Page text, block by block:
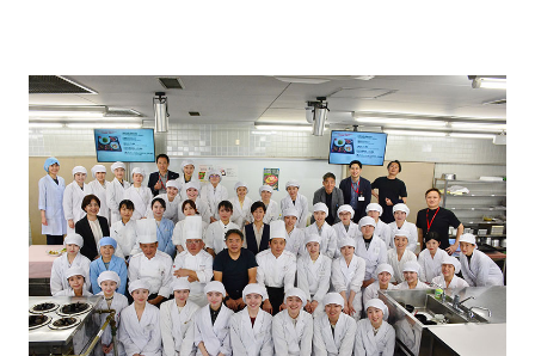
通信教育・生涯学習
受験生の皆さま
保護者等の皆さま
在学生の皆さま
卒業生の皆さま
企業の皆さま